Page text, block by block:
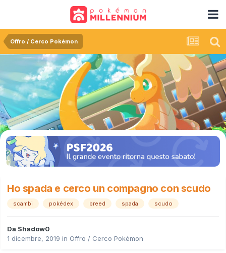
Offro / Cerco Pokémon
Ho spada e cerco un compagno con scudo
scambi pokédex breed spada scudo
Da Shadow0
1 dicembre, 2019 in Offro / Cerco Pokémon